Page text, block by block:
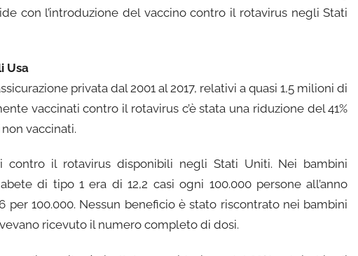
con l’introduzione del vaccino contro il rotavirus negli Stati
Usa
privata dal 2001 al 2017, relativi a quasi 1,5 milioni di
vaccinati contro il rotavirus c’è stata una riduzione del 41%
vaccinati.
il rotavirus disponibili negli Stati Uniti. Nei bambini
di tipo 1 era di 12,2 casi ogni 100.000 persone all’anno
100.000. Nessun beneficio è stato riscontrato nei bambini
ricevuto il numero completo di dosi.